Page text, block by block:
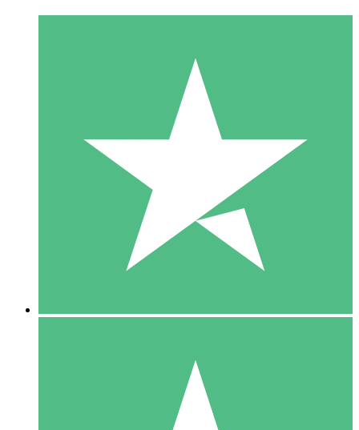
Individuella Kreditpaket
Betala per användning med nedladdningskrediter. Inget
1 Nedladdningar
10 00
10 Nedladdningar
20 00